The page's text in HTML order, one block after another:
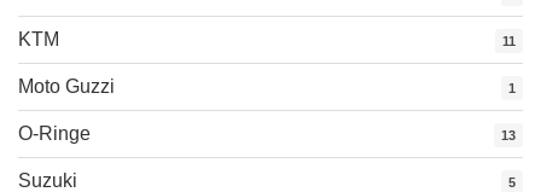
KTM 11
Moto Guzzi 1
O-Ringe 13
Suzuki 5